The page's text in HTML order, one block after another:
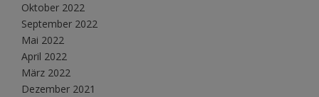
Oktober 2022
September 2022
Mai 2022
April 2022
März 2022
Dezember 2021